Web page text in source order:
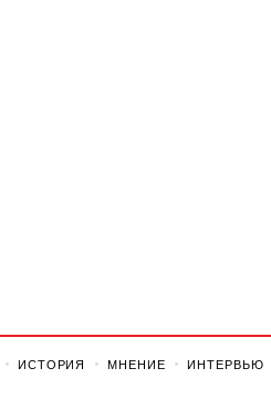
ИСТОРИЯ МНЕНИЕ ИНТЕРВЬЮ